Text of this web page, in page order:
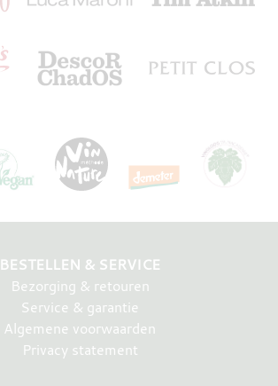
BESTELLEN & SERVICE
Bezorging & retouren
Service & garantie
Algemene voorwaarden
Privacy statement